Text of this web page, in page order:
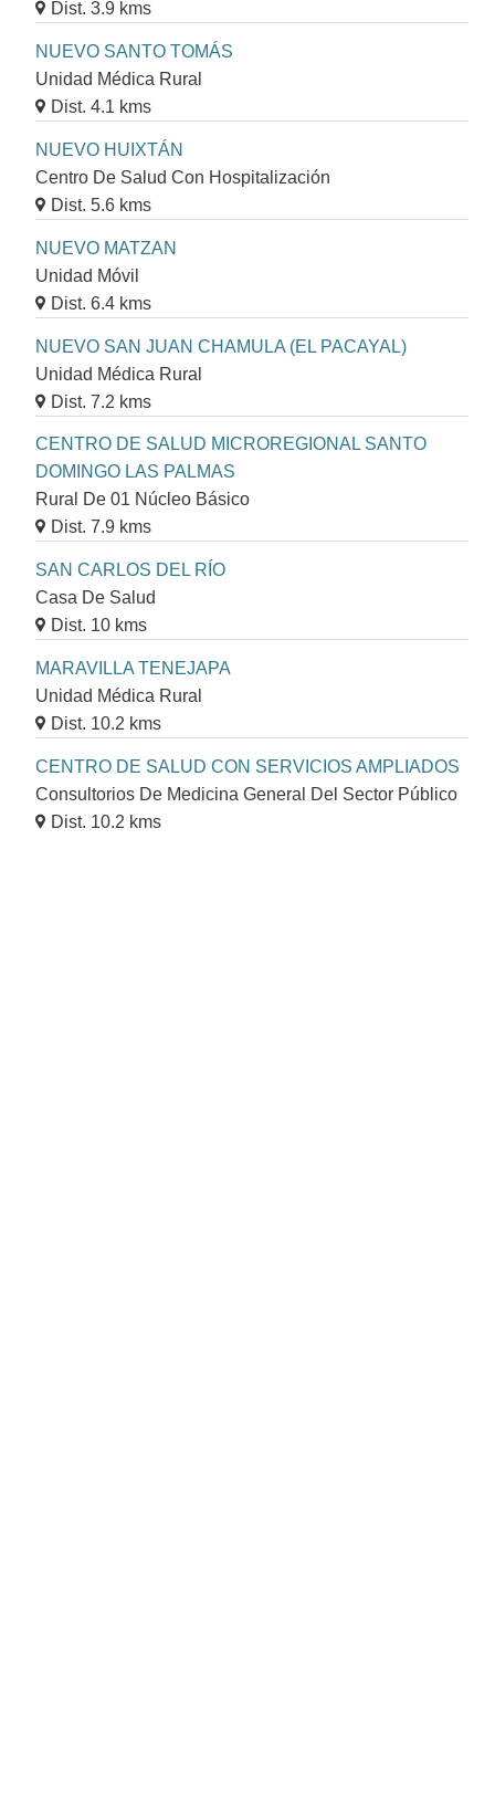
Dist. 3.9 kms
NUEVO SANTO TOMÁS
Unidad Médica Rural
Dist. 4.1 kms
NUEVO HUIXTÁN
Centro De Salud Con Hospitalización
Dist. 5.6 kms
NUEVO MATZAN
Unidad Móvil
Dist. 6.4 kms
NUEVO SAN JUAN CHAMULA (EL PACAYAL)
Unidad Médica Rural
Dist. 7.2 kms
CENTRO DE SALUD MICROREGIONAL SANTO
DOMINGO LAS PALMAS
Rural De 01 Núcleo Básico
Dist. 7.9 kms
SAN CARLOS DEL RÍO
Casa De Salud
Dist. 10 kms
MARAVILLA TENEJAPA
Unidad Médica Rural
Dist. 10.2 kms
CENTRO DE SALUD CON SERVICIOS AMPLIADOS
Consultorios De Medicina General Del Sector Público
Dist. 10.2 kms